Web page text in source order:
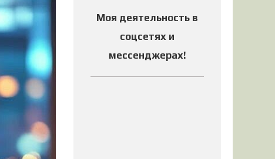
Моя деятельность в
соцсетях и
мессенджерах!